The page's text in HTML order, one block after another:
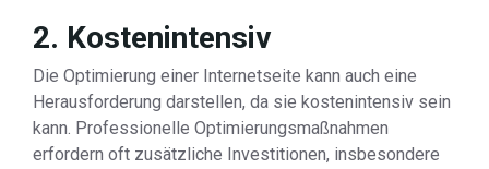
2. Kostenintensiv
Die Optimierung einer Internetseite kann auch eine
Herausforderung darstellen, da sie kostenintensiv sein
kann. Professionelle Optimierungsmaßnahmen
erfordern oft zusätzliche Investitionen, insbesondere